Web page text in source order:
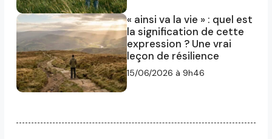
« ainsi va la vie » : quel est
la signification de cette
expression ? Une vrai
leçon de résilience
15/06/2026 à 9h46